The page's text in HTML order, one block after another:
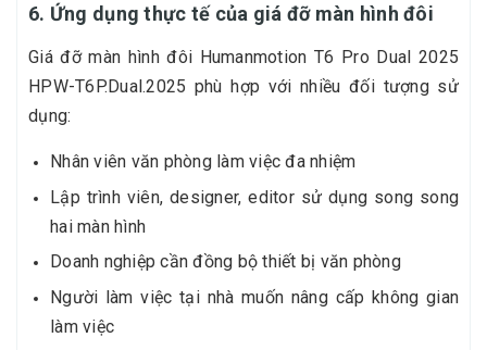
6. Ứng dụng thực tế của giá đỡ màn hình đôi
Giá đỡ màn hình đôi Humanmotion T6 Pro Dual 2025
HPW-T6P.Dual.2025 phù hợp với nhiều đối tượng sử
dụng:
Nhân viên văn phòng làm việc đa nhiệm
Lập trình viên, designer, editor sử dụng song song
hai màn hình
Doanh nghiệp cần đồng bộ thiết bị văn phòng
Người làm việc tại nhà muốn nâng cấp không gian
làm việc